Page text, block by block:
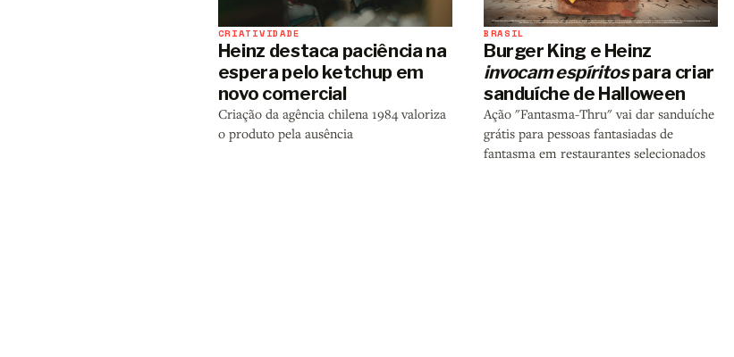
CRIATIVIDADE
Heinz destaca paciência na
espera pelo ketchup em
novo comercial
Criação da agência chilena 1984 valoriza
o produto pela ausência
BRASIL
Burger King e Heinz
invocam espíritospara criar
sanduíche de Halloween
Ação "Fantasma-Thru" vai dar sanduíche
grátis para pessoas fantasiadas de
fantasma em restaurantes selecionados